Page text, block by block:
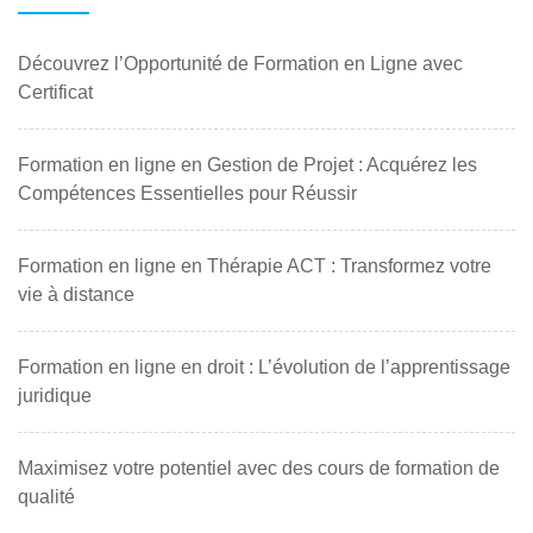
Découvrez l’Opportunité de Formation en Ligne avec
Certificat
Formation en ligne en Gestion de Projet : Acquérez les
Compétences Essentielles pour Réussir
Formation en ligne en Thérapie ACT : Transformez votre
vie à distance
Formation en ligne en droit : L’évolution de l’apprentissage
juridique
Maximisez votre potentiel avec des cours de formation de
qualité